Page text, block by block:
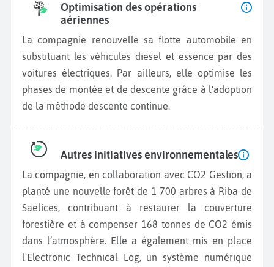
Optimisation des opérations
aériennes
La compagnie renouvelle sa flotte automobile en
substituant les véhicules diesel et essence par des
voitures électriques. Par ailleurs, elle optimise les
phases de montée et de descente grâce à l'adoption
de la méthode descente continue.
Autres initiatives environnementales
La compagnie, en collaboration avec CO2 Gestion, a
planté une nouvelle forêt de 1 700 arbres à Riba de
Saelices, contribuant à restaurer la couverture
forestière et à compenser 168 tonnes de CO2 émis
dans l’atmosphère. Elle a également mis en place
l'Electronic Technical Log, un système numérique